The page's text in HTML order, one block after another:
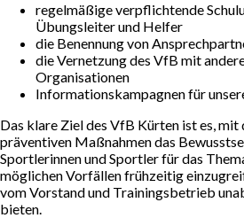
Trampolin
Gymnastik/ Fitness
Balance &
regelmäßige verpflichtende
Übungsleiter und Helfer
die Benennung von
die Vernetzung des VfB mit
Organisationen
Informationskampagnen für
Das klare Ziel des VfB Kürten ist es,
präventiven Maßnahmen das
Sportlerinnen und Sportler für das
möglichen Vorfällen frühzeitig
vom Vorstand und Trainingsbetrieb
bieten.